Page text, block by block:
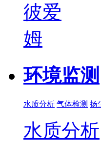
环境监测
水质分析 气体检测 扬
水质分析